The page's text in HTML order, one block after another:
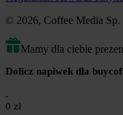
© 2026, Coffee Media Sp.
Mamy dla ciebie
Dolicz napiwek dla
0 zł